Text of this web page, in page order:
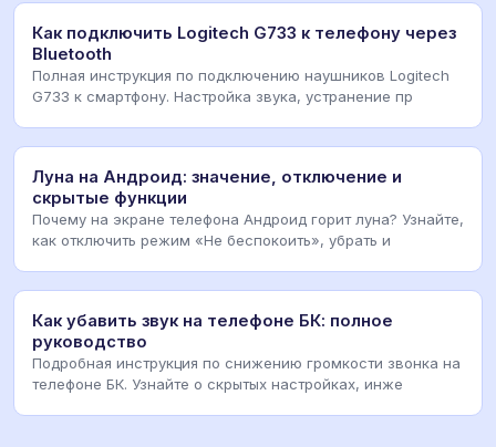
Как подключить Logitech G733 к телефону через
Bluetooth
Полная инструкция по подключению наушников Logitech
G733 к смартфону. Настройка звука, устранение пр
Луна на Андроид: значение, отключение и
скрытые функции
Почему на экране телефона Андроид горит луна? Узнайте,
как отключить режим «Не беспокоить», убрать и
Как убавить звук на телефоне БК: полное
руководство
Подробная инструкция по снижению громкости звонка на
телефоне БК. Узнайте о скрытых настройках, инже